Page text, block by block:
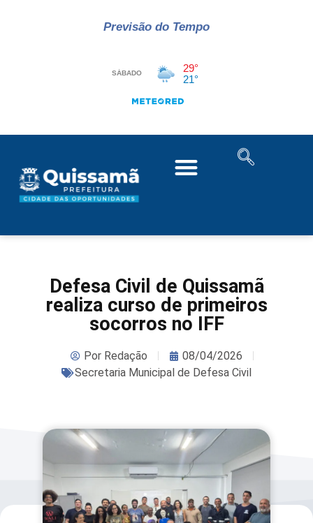
Previsão do Tempo
Defesa Civil de Quissamã
realiza curso de primeiros
socorros no IFF
PorRedação
08/04/2026
Secretaria Municipal de Defesa Civil